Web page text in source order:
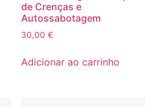
de Crenças e
Autossabotagem
30,00 €
Adicionar ao carrinho